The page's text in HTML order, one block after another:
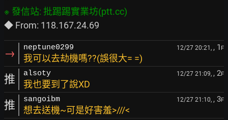
→ neptune0299 12/27 20:21, , 1 F
我可以去劫機嗎??(誤很大= =)
推 alsoty 12/27 21:09, , 2F
我也要到了說XD
推 sangoibm 12/27 21:10, , 3F
想去送機~可是好害羞>///<